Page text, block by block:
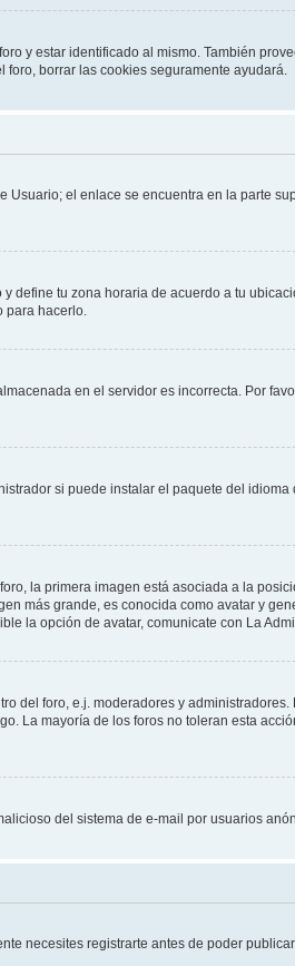
y estar identificado al mismo. También
borrar las cookies seguramente ayudará.
el enlace se encuentra en la parte
define tu zona horaria de acuerdo a tu
para hacerlo.
en el servidor es incorrecta. Por
si puede instalar el paquete del
la primera imagen está asociada a la
más grande, es conocida como avatar y
la opción de avatar, comunicate con La
del foro, e.j. moderadores y
La mayoría de los foros no toleran esta
del sistema de e-mail por usuarios
necesites registrarte antes de poder